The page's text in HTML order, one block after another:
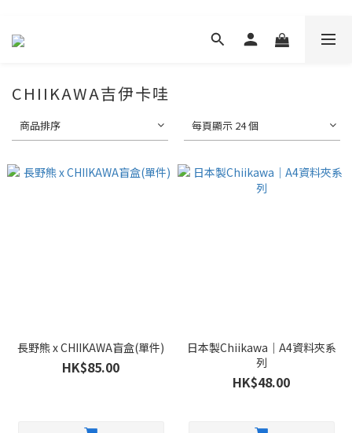
CHIIKAWA吉伊卡哇
商品排序 每頁顯示 24 個
長野熊 x CHIIKAWA盲盒(單件)
HK$85.00
日本製Chiikawa｜A4資料夾系
列
HK$48.00